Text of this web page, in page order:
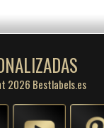
2026 Bestlabels.es